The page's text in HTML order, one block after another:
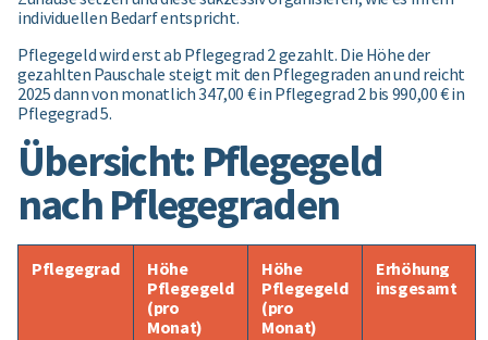
individuellen Bedarf entspricht.
Pflegegeld wird erst ab Pflegegrad 2 gezahlt. Die Höhe der
gezahlten Pauschale steigt mit den Pflegegraden an und reicht
2025 dann von monatlich 347,00 € in Pflegegrad 2 bis 990,00 € in
Pflegegrad 5.
Übersicht: Pflegegeld
nach Pflegegraden
Pflegegrad
Höhe
Pflegegeld
(pro
Monat)
Höhe
Pflegegeld
(pro
Monat)
Erhöhung
insgesamt